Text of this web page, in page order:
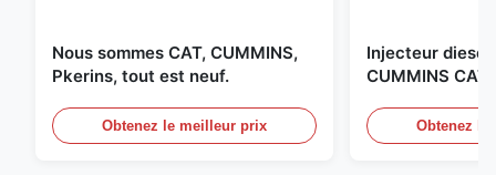
Nous sommes CAT, CUMMINS,
Pkerins, tout est neuf.
Obtenez le meilleur prix
Injecteur diesel
CUMMINS CAT
Obtenez